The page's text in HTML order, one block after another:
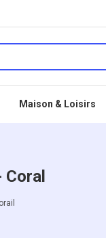
Maison & Loisirs